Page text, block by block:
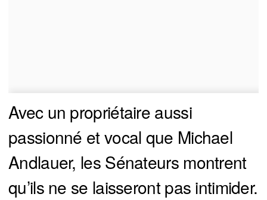
Avec un propriétaire aussi
passionné et vocal que Michael
Andlauer, les Sénateurs montrent
qu’ils ne se laisseront pas intimider.